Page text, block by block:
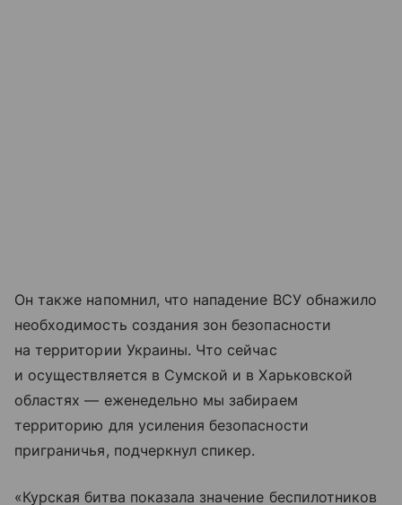
Он также напомнил, что нападение ВСУ обнажило
необходимость создания зон безопасности
на территории Украины. Что сейчас
и осуществляется в Сумской и в Харьковской
областях — еженедельно мы забираем
территорию для усиления безопасности
приграничья, подчеркнул спикер.
«Курская битва показала значение беспилотников